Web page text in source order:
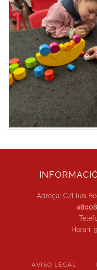
Adreça: C/Lluis
Horari:
AVISO LEGAL